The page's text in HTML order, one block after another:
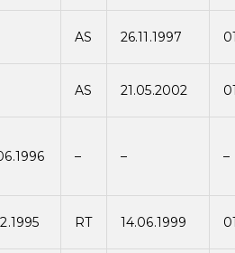
AS 26.11.1997
AS 21.05.2002
– – –
RT 14.06.1999